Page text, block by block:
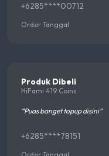
+6285****00712
Order Tanggal
Produk Dibeli
HiFami 419 Coins
“Puas banget topup disini”
+6285****78151